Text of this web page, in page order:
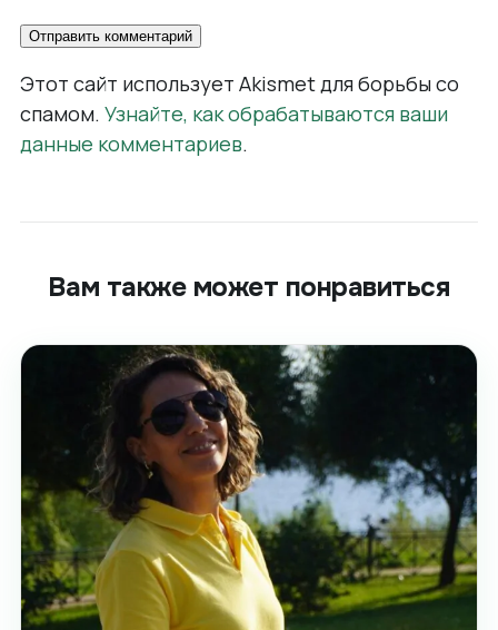
Этот сайт использует Akismet для борьбы со
спамом. Узнайте, как обрабатываются ваши
данные комментариев.
Вам также может понравиться